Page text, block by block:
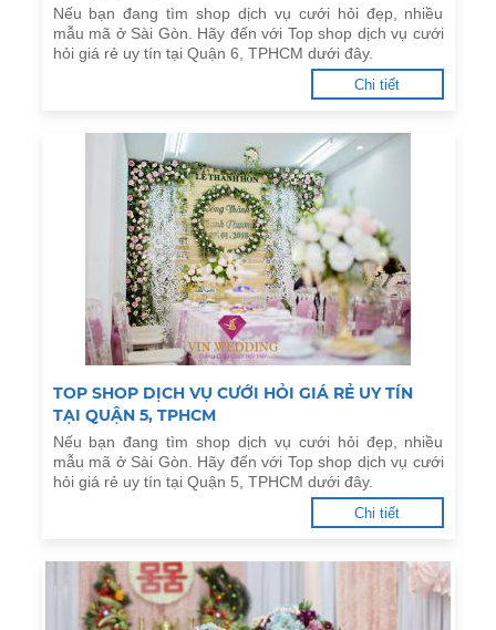
Nếu bạn đang tìm shop dịch vụ cưới hỏi đẹp, nhiều
mẫu mã ở Sài Gòn. Hãy đến với Top shop dịch vụ cưới
hỏi giá rẻ uy tín tại Quận 6, TPHCM dưới đây.
Chi tiết
TOP SHOP DỊCH VỤ CƯỚI HỎI GIÁ RẺ UY TÍN
TẠI QUẬN 5, TPHCM
Nếu bạn đang tìm shop dịch vụ cưới hỏi đẹp, nhiều
mẫu mã ở Sài Gòn. Hãy đến với Top shop dịch vụ cưới
hỏi giá rẻ uy tín tại Quận 5, TPHCM dưới đây.
Chi tiết